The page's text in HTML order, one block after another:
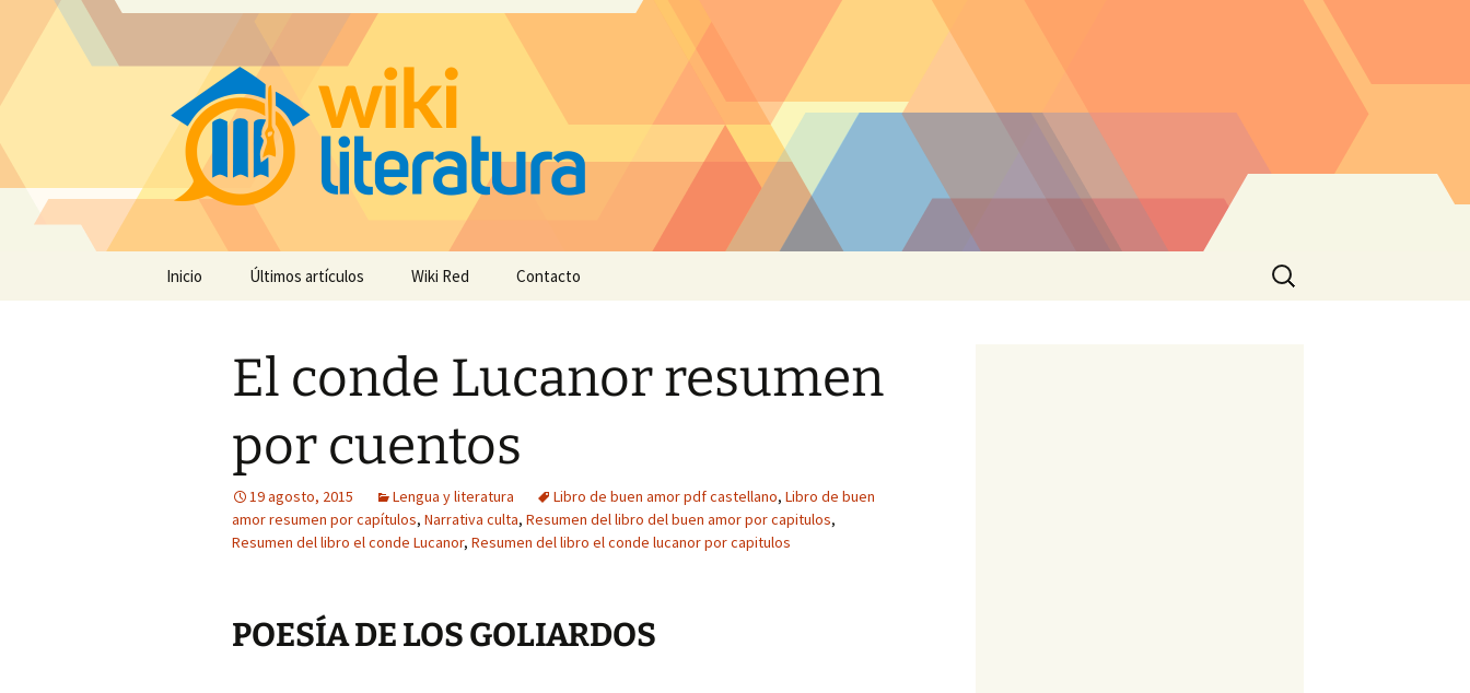
Inicio Últimos artículos Wiki Red Contacto
Buscar:
El conde Lucanor resumen
por cuentos
19 agosto, 2015 Lengua y literatura Libro de buen amor pdf castellano, Libro de buen
amor resumen por capítulos, Narrativa culta, Resumen del libro del buen amor por capitulos,
Resumen del libro el conde Lucanor, Resumen del libro el conde lucanor por capitulos
POESÍA DE LOS GOLIARDOS